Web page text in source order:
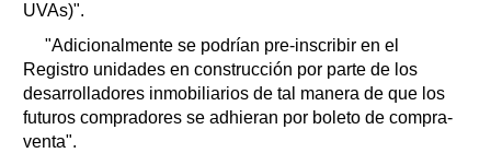
UVAs)".
"Adicionalmente se podrían pre-inscribir en el
Registro unidades en construcción por parte de los
desarrolladores inmobiliarios de tal manera de que los
futuros compradores se adhieran por boleto de compra-
venta".